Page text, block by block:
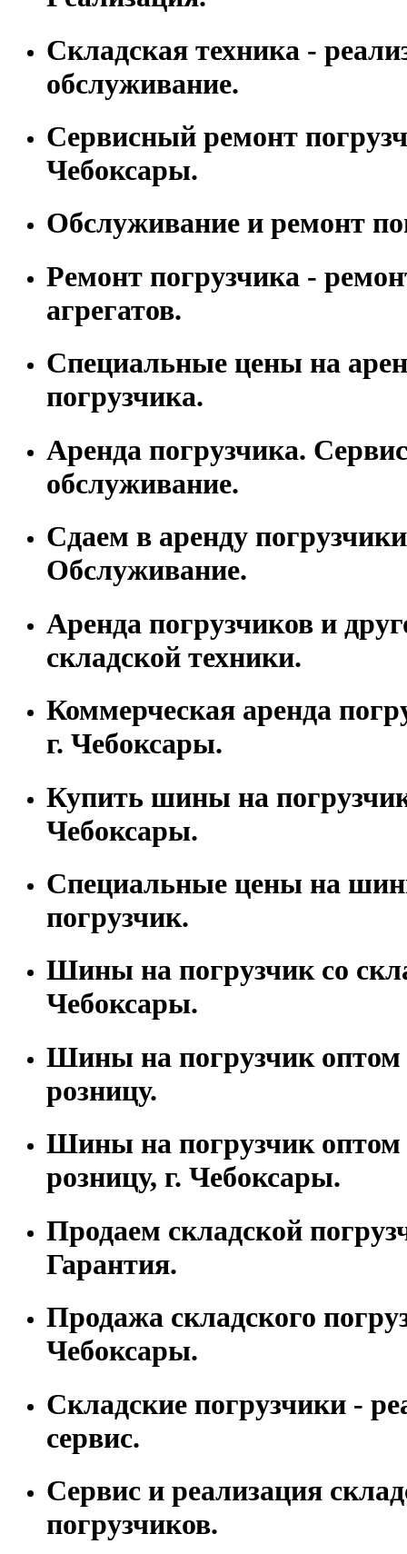
Складская техника -
обслуживание.
Сервисный ремонт
Чебоксары.
Обслуживание и ремонт
Ремонт погрузчика -
агрегатов.
Специальные цены на
погрузчика.
Аренда погрузчика.
обслуживание.
Сдаем в аренду
Обслуживание.
Аренда погрузчиков и
складской техники.
Коммерческая аренда
г. Чебоксары.
Купить шины на
Чебоксары.
Специальные цены на
погрузчик.
Шины на погрузчик со
Чебоксары.
Шины на погрузчик оптом
розницу.
Шины на погрузчик оптом
розницу, г. Чебоксары.
Продаем складской
Гарантия.
Продажа складского
Чебоксары.
Складские погрузчики -
сервис.
Сервис и реализация
погрузчиков.